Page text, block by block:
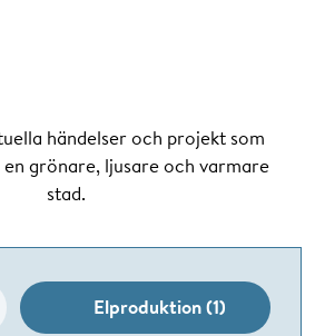
händelser och projekt som
grönare, ljusare och varmare
stad.
Elproduktion (1)